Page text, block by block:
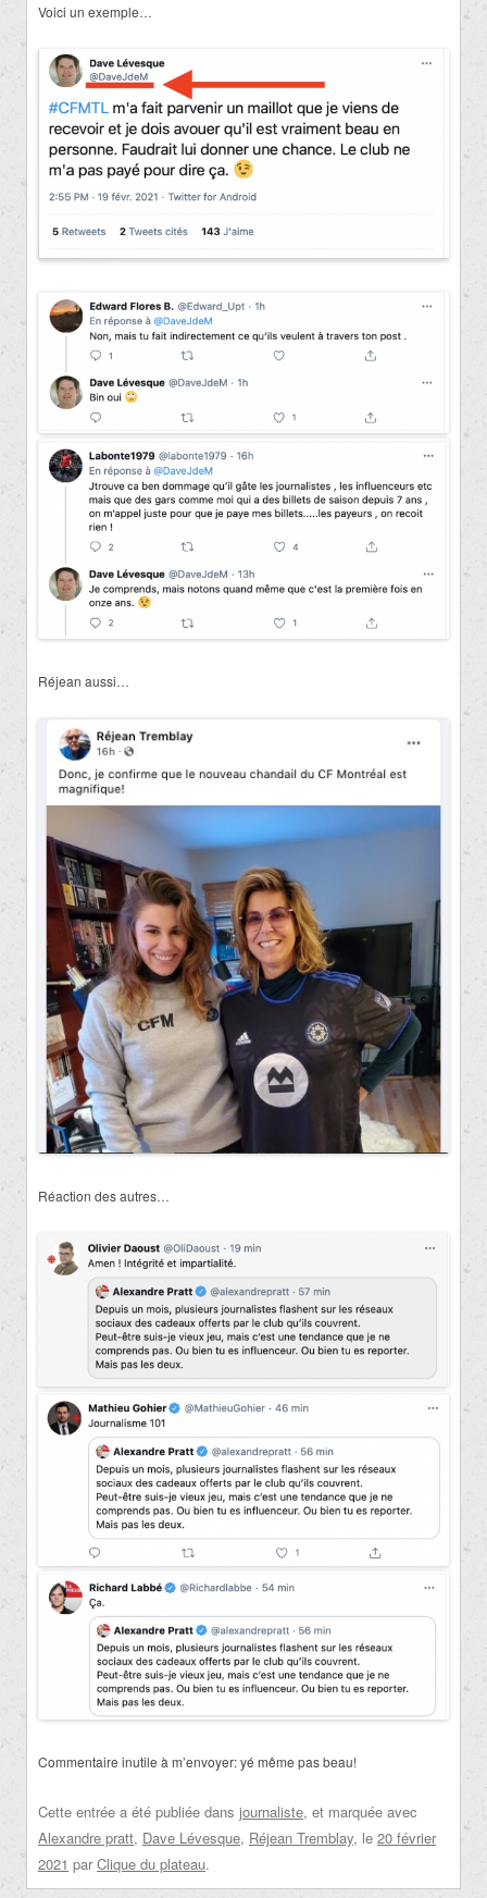
Voici un exemple…
Réjean aussi…
Réaction des autres…
Commentaire inutile à m’envoyer: yé même pas beau!
Cette entrée a été publiée dans journaliste, et marquée avec
Alexandre pratt, Dave Lévesque, Réjean Tremblay, le 20 février
2021 par Clique du plateau.